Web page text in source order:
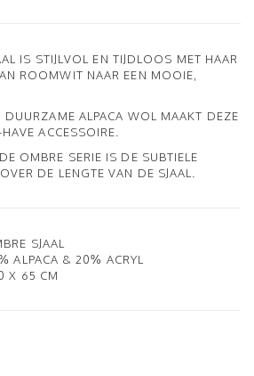
IS STIJLVOL EN TIJDLOOS MET HAAR
ROOMWIT NAAR EEN MOOIE,
DUURZAME ALPACA WOL MAAKT DEZE
ACCESSOIRE.
OMBRE SERIE IS DE SUBTIELE
DE LENGTE VAN DE SJAAL.
SJAAL
ALPACA & 20% ACRYL
X 65 CM